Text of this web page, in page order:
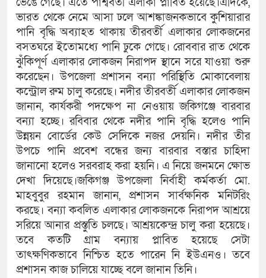
ভারত থেকে নেমে আসা ঢলে আশঙ্কাজনকভাবে কুশিয়ারার
পানি বৃদ্ধি অব্যাহত থাকায় তীরবর্তী এলাকার লোকজনের
বসতঘরে ইতোমধ্যে পানি ঢুকে গেছে। রোববার রাত থেকে
ঝুঁকিপূর্ণ এলাকার লোকজন নিরাপদ স্থানে সরে যাওয়া শুরু
করেছেন। উপজেলা প্রশাসন বন্যা পরিস্থিতি মোকাবেলায়
কন্ট্রোল রুম চালু করেছে। নদীর তীরবর্তী এলাকার লোকজন
জানান, কার্যকরী পদক্ষেপ না নেওয়ায় জকিগঞ্জে বারবার
বন্যা হচ্ছে। রবিবার থেকে নদীর পানি বৃদ্ধি হলেও পানি
উন্নয়ন বোর্ডের কেউ সেদিকে নজর দেয়নি। নদীর তীর
উপচে পানি প্রবেশ বন্ধের জন্য বারবার বস্তার চাহিদা
জানানো হলেও সরবরাহ করা হয়নি। এ নিয়ে জনমনে ক্ষোভ
দেখা দিয়েছে।জকিগঞ্জ উপজেলা নির্বাহী কর্মকর্তা মো.
মাহবুবুর রহমান জানান, প্রশাসন সার্বক্ষনিক মনিটরিং
করছে। বন্যা কবলিত এলাকার লোকজনকে নিরাপদ আশ্রয়ে
সরিয়ে আনার প্রস্তুতি চলছে। আশ্রয়কেন্দ্র চালু করা হয়েছে।
তবে কতটি গ্রাম বন্যায় প্লাবিত হয়েছে সেটা
তাৎক্ষণিকভাবে নিশ্চিত হতে পারেন নি ইউএনও। তবে
প্রশাসন কাজ চালিয়ে যাচ্ছে বলে জানান তিনি।